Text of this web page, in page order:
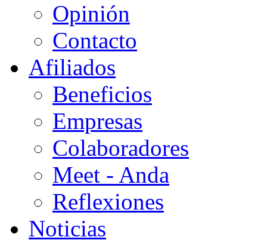
Opinión
Contacto
Afiliados
Beneficios
Empresas
Colaboradores
Meet - Anda
Reflexiones
Noticias